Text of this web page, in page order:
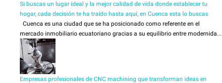
Si buscas un lugar ideal y la mejor calidad de vida donde establecer tu
hogar, cada decisión te ha traído hasta aquí, en Cuenca esta lo buscas
Cuenca es una ciudad que se ha posicionado como referente en el
mercado inmobiliario ecuatoriano gracias a su equilibrio entre modernida...
Empresas profesionales de CNC machining que transforman ideas en